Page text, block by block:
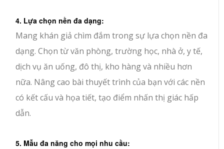
4. Lựa chọn nền đa dạng:
Mang khán giả chìm đắm trong sự lựa chọn nền đa
dạng. Chọn từ văn phòng, trường học, nhà ở, y tế,
dịch vụ ăn uống, đô thị, kho hàng và nhiều hơn
nữa. Nâng cao bài thuyết trình của bạn với các nền
có kết cấu và họa tiết, tạo điểm nhấn thị giác hấp
dẫn.
5. Mẫu đa năng cho mọi nhu cầu: